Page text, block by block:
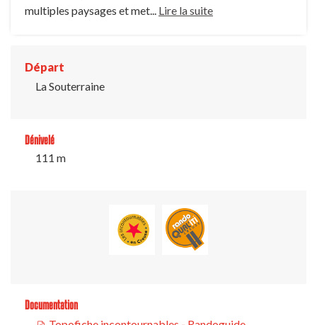
multiples paysages et met... Lire la suite
Départ
La Souterraine
Dénivelé
111 m
Documentation